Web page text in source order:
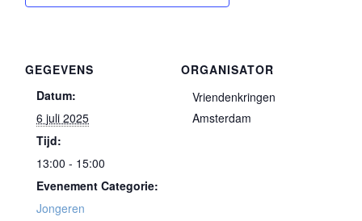
GEGEVENS
Datum:
6 juli 2025
Tijd:
13:00 - 15:00
Evenement Categorie:
Jongeren
ORGANISATOR
Vriendenkringen
Amsterdam